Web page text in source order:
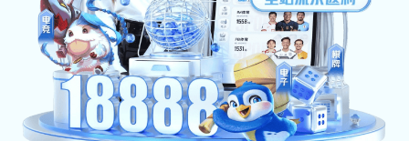
智慧水利解决方案 远距离输水管道系统解决方案